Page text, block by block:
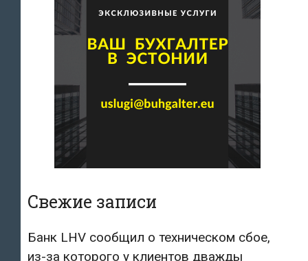
Свежие записи
Банк LHV сообщил о техническом сбое,
из-за которого у клиентов дважды